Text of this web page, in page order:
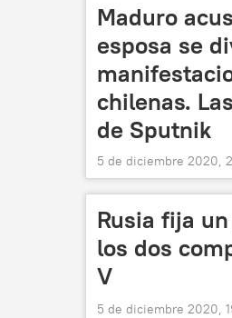
Maduro
esposa se
chilenas.
de Sputnik
5 de diciembre 2020,
Rusia fija
los dos
V
5 de diciembre 2020,